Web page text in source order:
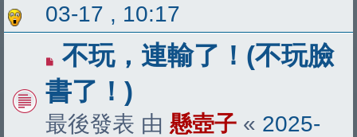
03-17 , 10:17
不玩，連輸了！(不玩臉
書了！)
最後發表 由 懸壺子 « 2025-